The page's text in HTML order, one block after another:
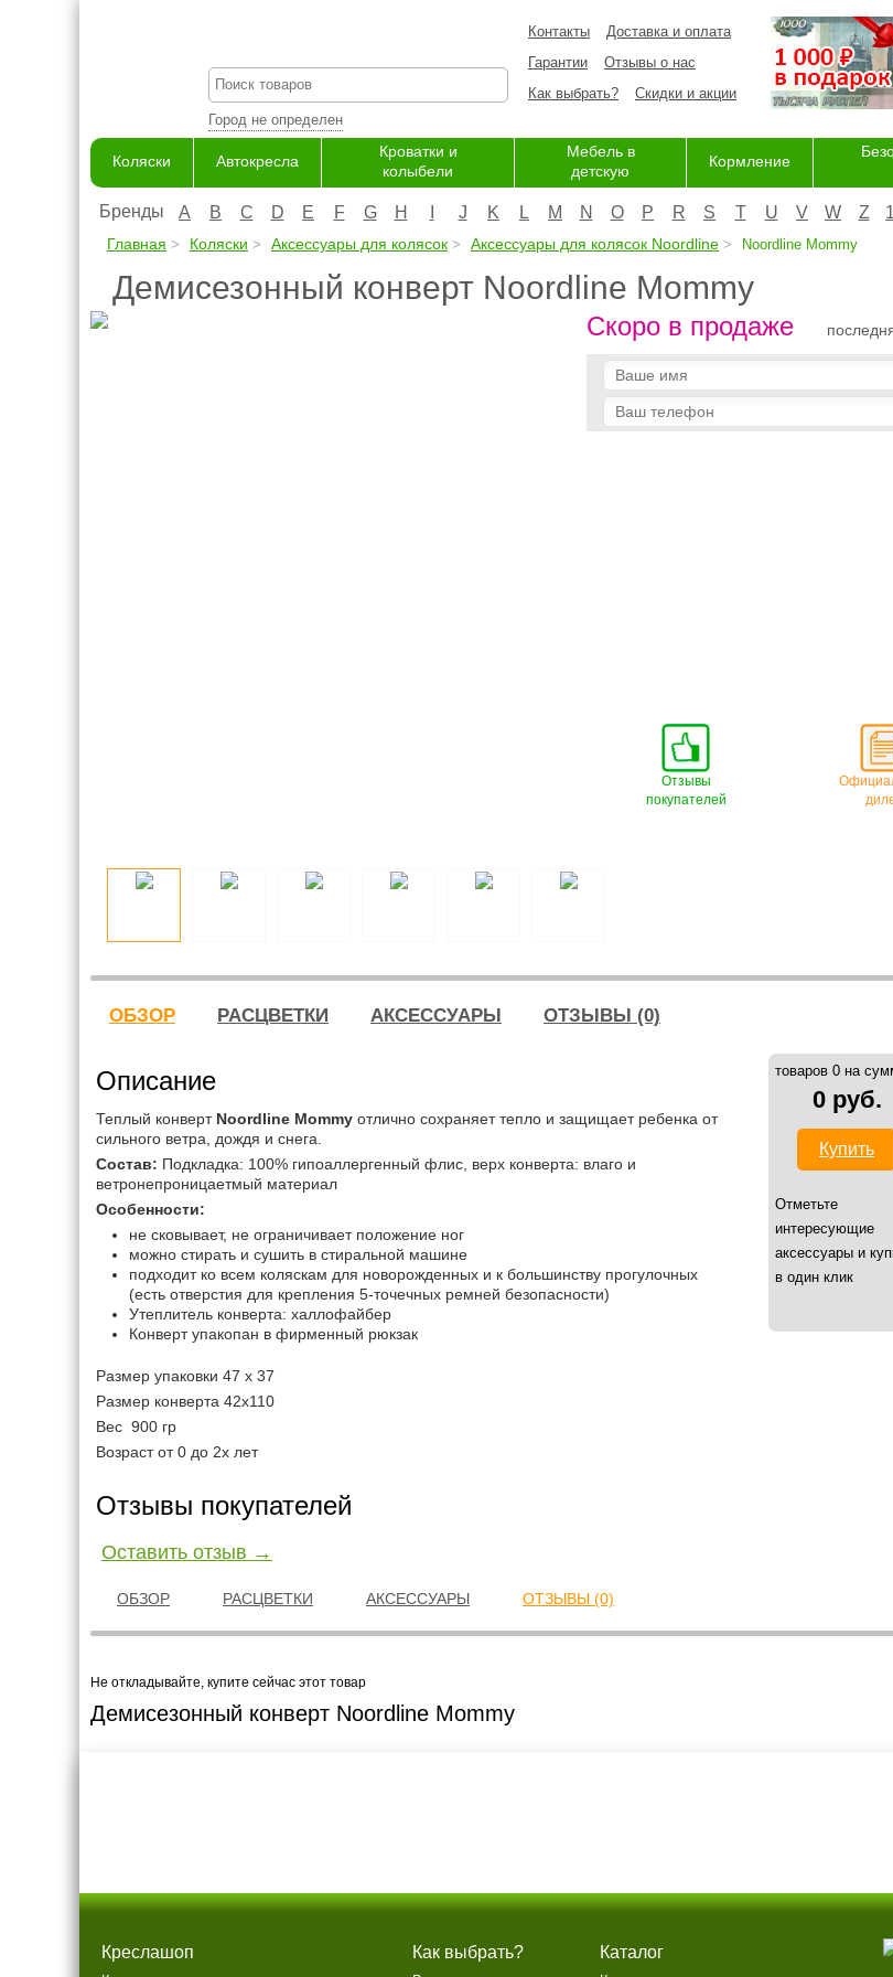
Город не определен
Контакты
Доставка и оплата
Гарантии
Отзывы о нас
Как выбрать?
Скидки и акции
Коляски Автокресла
Кроватки и
колыбели
Мебель в
детскую
Кормление
Бренды A B C D E F G H J K L M N O P R S T U V W Z
Главная Коляски Аксессуары для колясок Аксессуары для колясок Noordline Noordline Mommy
Демисезонный конверт Noordline Mommy
Скоро в продаже
Отзывы
покупателей
ОБЗОР РАСЦВЕТКИ АКСЕССУАРЫ ОТЗЫВЫ (0)
Описание
Теплый конверт Noordline Mommy отлично сохраняет тепло и защищает ребенка от
сильного ветра, дождя и снега.
Cостав: Подкладка: 100% гипоаллергенный флис, верх конверта: влаго и
ветронепроницаетмый материал
Особенности:
не сковывает, не ограничивает положение ног
можно стирать и сушить в стиральной машине
подходит ко всем коляскам для новорожденных и к большинству прогулочных
(есть отверстия для крепления 5-точечных ремней безопасности)
Утеплитель конверта: халлофайбер
Конверт упакопан в фирменный рюкзак
Размер упаковки 47 х 37
Размер конверта 42х110
Вес 900 гр
Возраст от 0 до 2х лет
Отзывы покупателей
Оставить отзыв →
товаров 0 на
0 руб.
Купить
Отметьте
интересующие
аксессуары и
в один клик
ОБЗОР РАСЦВЕТКИ АКСЕССУАРЫ ОТЗЫВЫ (0)
Не откладывайте, купите сейчас этот товар
Демисезонный конверт Noordline Mommy
Креслашоп Как выбрать? Каталог